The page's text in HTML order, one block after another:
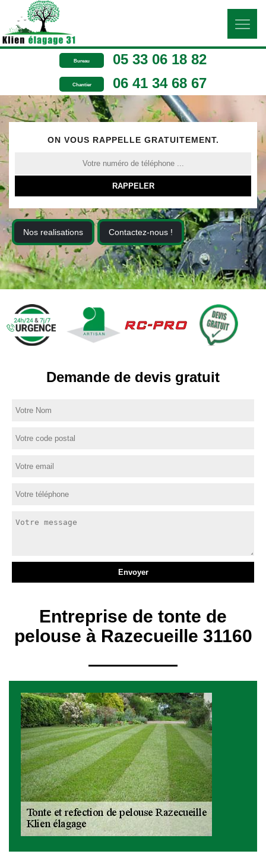
Bureau 05 33 06 18 82
Chantier 06 41 34 68 67
ON VOUS RAPPELLE GRATUITEMENT.
Nos realisations Contactez-nous !
Demande de devis gratuit
Entreprise de tonte de
pelouse à Razecueille 31160